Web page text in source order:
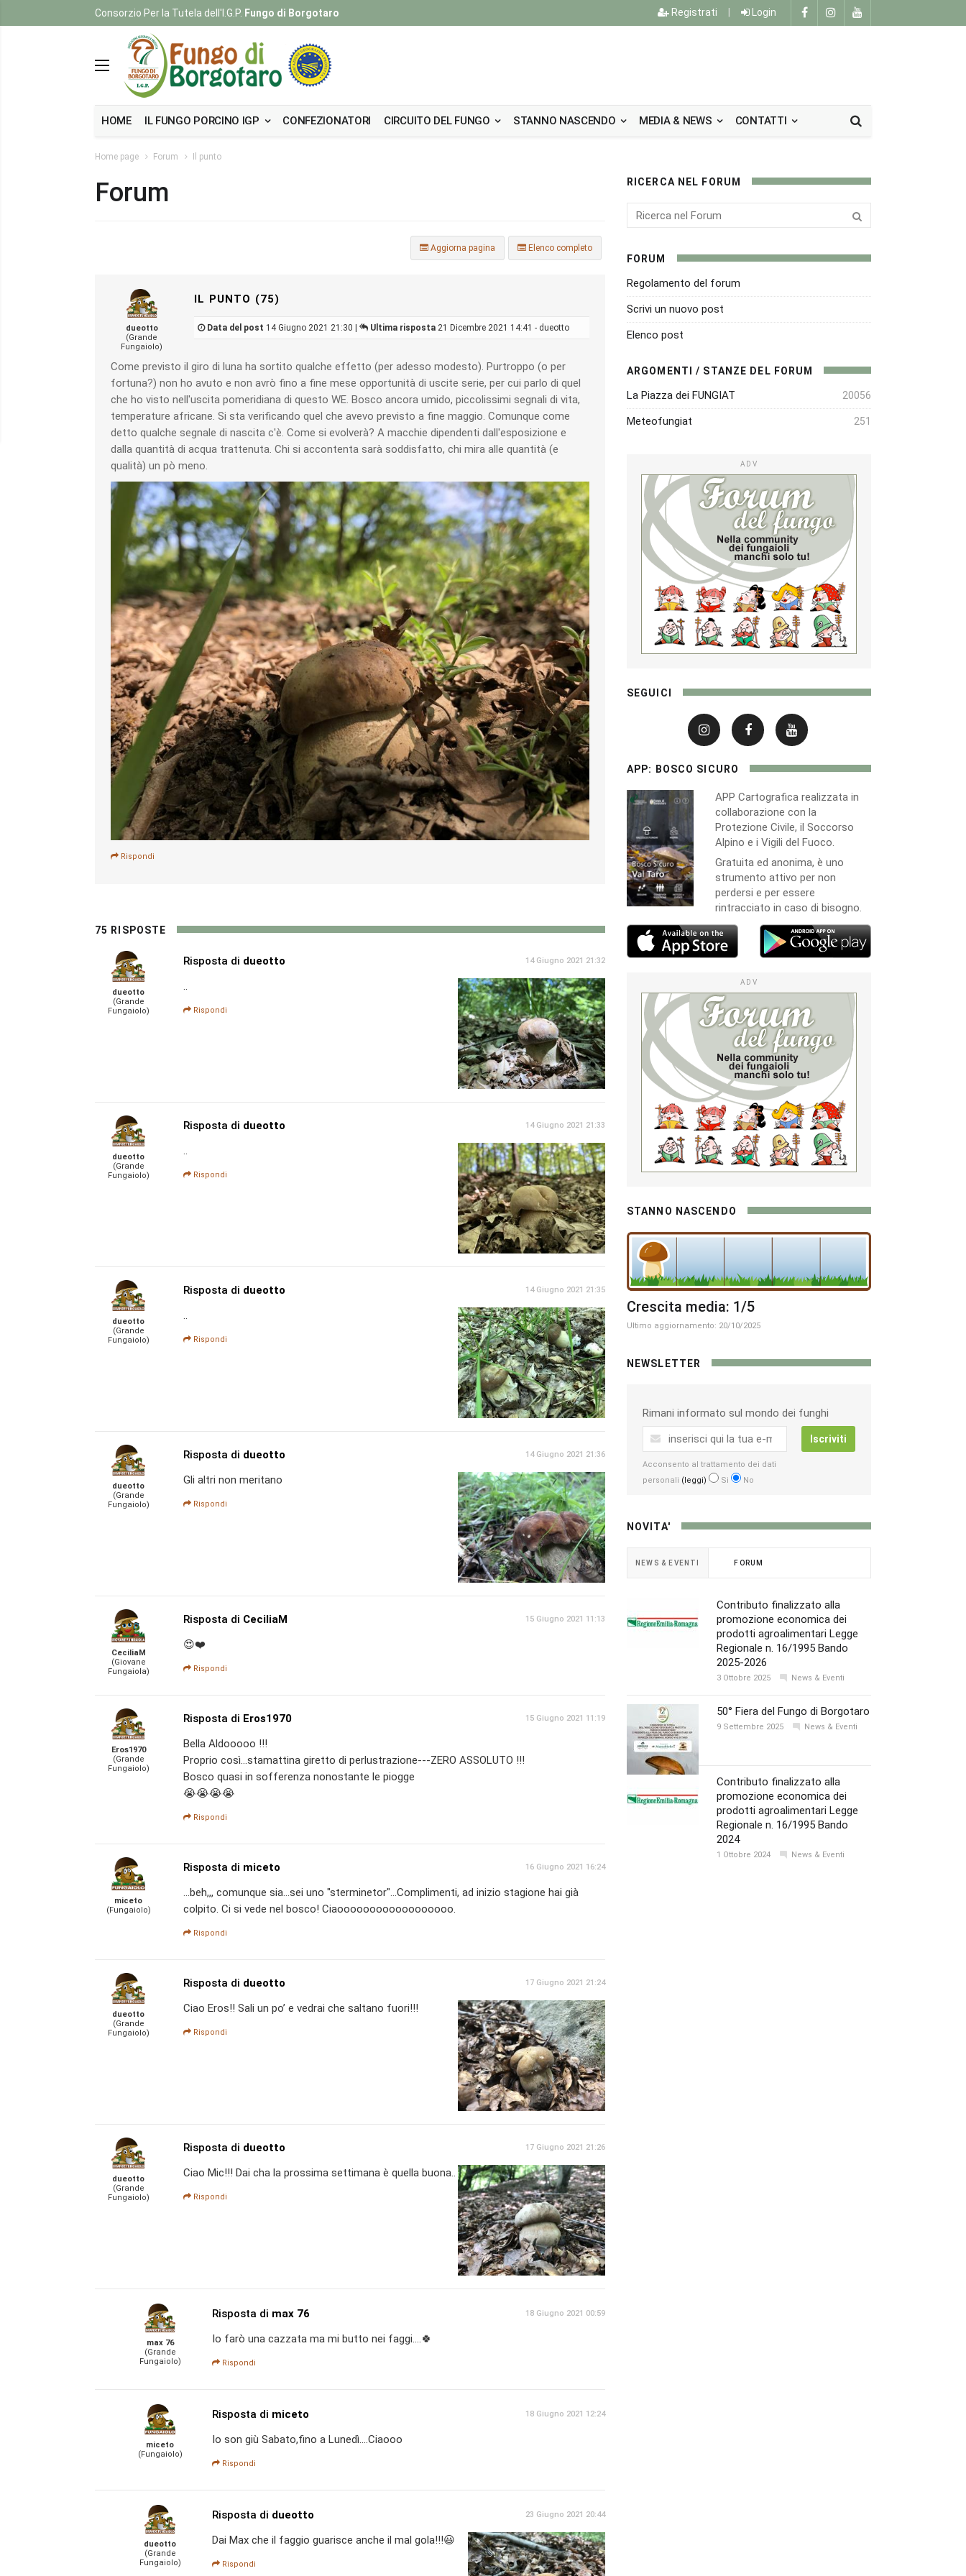
Consorzio Per la Tutela dell'I.G.P. Fungo di Borgotaro Registrati Login
HOME IL FUNGO PORCINO IGP CONFEZIONATORI CIRCUITO DEL FUNGO STANNO NASCENDO MEDIA & NEWS CONTATTI
Home page Forum Il punto
Forum
Elenco completo
Aggiorna pagina
dueotto
(Grande
Fungaiolo)
IL PUNTO (75)
Data del post 14 Giugno 2021 21:30 | Ultima risposta 21 Dicembre 2021 14:41 - dueotto
Come previsto il giro di luna ha sortito qualche effetto (per adesso modesto). Purtroppo (o per
fortuna?) non ho avuto e non avrò fino a fine mese opportunità di uscite serie, per cui parlo di quel
che ho visto nell'uscita pomeridiana di questo WE. Bosco ancora umido, piccolissimi segnali di vita,
temperature africane. Si sta verificando quel che avevo previsto a fine maggio. Comunque come
detto qualche segnale di nascita c'è. Come si evolverà? A macchie dipendenti dall'esposizione e
dalla quantità di acqua trattenuta. Chi si accontenta sarà soddisfatto, chi mira alle quantità (e
qualità) un pò meno.
Rispondi
75 RISPOSTE
dueotto
(Grande
Fungaiolo)
Risposta di dueotto 14 Giugno 2021 21:32
..
Rispondi
dueotto
(Grande
Fungaiolo)
Risposta di dueotto 14 Giugno 2021 21:33
..
Rispondi
dueotto
(Grande
Fungaiolo)
Risposta di dueotto 14 Giugno 2021 21:35
..
Rispondi
dueotto
(Grande
Fungaiolo)
Risposta di dueotto 14 Giugno 2021 21:36
Gli altri non meritano
Rispondi
CeciliaM
(Giovane
Fungaiola)
Risposta di CeciliaM 15 Giugno 2021 11:13
😍❤️
Rispondi
Eros1970
(Grande
Fungaiolo)
Risposta di Eros1970 15 Giugno 2021 11:19
Bella Aldooooo !!!
Proprio così...stamattina giretto di perlustrazione---ZERO ASSOLUTO !!!
Bosco quasi in sofferenza nonostante le piogge
😭😭😭😭
Rispondi
miceto
(Fungaiolo)
Risposta di miceto 16 Giugno 2021 16:24
...beh,,, comunque sia...sei uno "sterminetor"...Complimenti, ad inizio stagione hai già
colpito. Ci si vede nel bosco! Ciaoooooooooooooooooo.
Rispondi
dueotto
(Grande
Fungaiolo)
Risposta di dueotto 17 Giugno 2021 21:24
Ciao Eros!! Sali un po’ e vedrai che saltano fuori!!!
Rispondi
dueotto
(Grande
Fungaiolo)
Risposta di dueotto 17 Giugno 2021 21:26
Ciao Mic!!! Dai cha la prossima settimana è quella buona..
Rispondi
max 76
(Grande
Fungaiolo)
Risposta di max 76 18 Giugno 2021 00:59
Io farò una cazzata ma mi butto nei faggi....🍀
Rispondi
miceto
(Fungaiolo)
Risposta di miceto 18 Giugno 2021 12:24
Io son giù Sabato,fino a Lunedì....Ciaooo
Rispondi
dueotto
(Grande
Fungaiolo)
Risposta di dueotto 23 Giugno 2021 20:44
Dai Max che il faggio guarisce anche il mal gola!!!😃
Rispondi
RICERCA NEL FORUM
FORUM
Regolamento del forum
Scrivi un nuovo post
Elenco post
ARGOMENTI / STANZE DEL FORUM
La Piazza dei FUNGIAT 20056
Meteofungiat 251
ADV
SEGUICI
APP: BOSCO SICURO
APP Cartografica realizzata in
collaborazione con la
Protezione Civile, il Soccorso
Alpino e i Vigili del Fuoco.
Gratuita ed anonima, è uno
strumento attivo per non
perdersi e per essere
rintracciato in caso di bisogno.
ADV
STANNO NASCENDO
Crescita media: 1/5
Ultimo aggiornamento: 20/10/2025
NEWSLETTER
Rimani informato sul mondo dei funghi
Iscriviti
Acconsento al trattamento dei dati
personali (leggi) Si No
NOVITA'
NEWS & EVENTI FORUM
Contributo finalizzato alla
promozione economica dei
prodotti agroalimentari Legge
Regionale n. 16/1995 Bando
2025-2026
3 Ottobre 2025 News & Eventi
50° Fiera del Fungo di Borgotaro
9 Settembre 2025 News & Eventi
Contributo finalizzato alla
promozione economica dei
prodotti agroalimentari Legge
Regionale n. 16/1995 Bando
2024
1 Ottobre 2024 News & Eventi